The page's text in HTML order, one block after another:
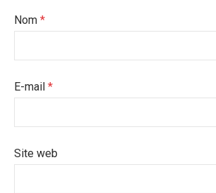
Nom *
E-mail *
Site web